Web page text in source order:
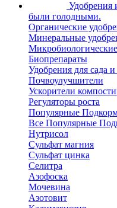
Удобрения
были голодными.
Органические
Минеральные
Биопрепараты
Удобрения для сада и
Почвоулучшители
Ускорители
Регуляторы роста
Популярные
Все Популярные
Нутрисол
Сульфат магния
Сульфат цинка
Селитра
Азофоска
Мочевина
Азотовит